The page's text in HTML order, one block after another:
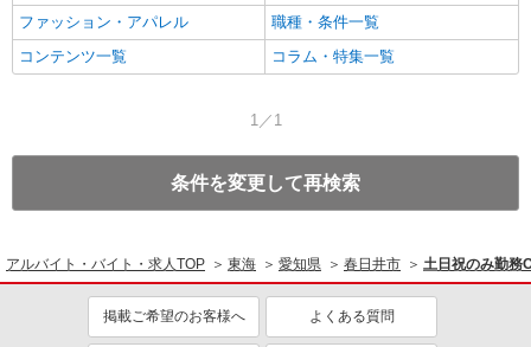
ファッション・アパレル
職種・条件一覧
コンテンツ一覧
コラム・特集一覧
1／1
条件を変更して再検索
アルバイト・バイト・求人TOP 東海 愛知県 春日井市 土日祝のみ勤務
掲載ご希望のお客様へ よくある質問